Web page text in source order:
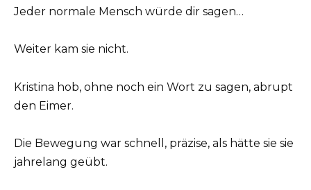
Jeder normale Mensch würde dir sagen…
Weiter kam sie nicht.
Kristina hob, ohne noch ein Wort zu sagen, abrupt
den Eimer.
Die Bewegung war schnell, präzise, als hätte sie sie
jahrelang geübt.